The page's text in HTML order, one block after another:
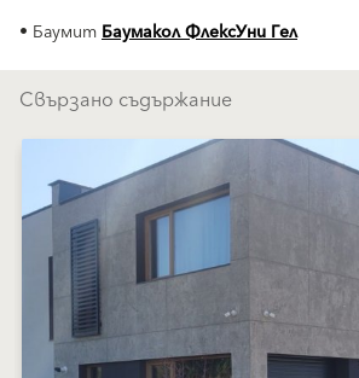
• БаумитБаумакол ФлексУни Гел
Свързано съдържание